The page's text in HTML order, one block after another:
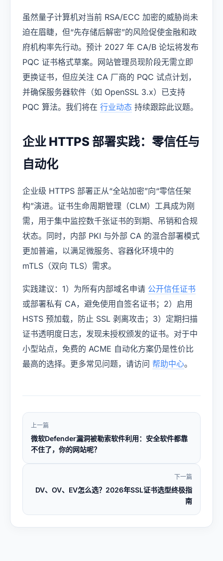
虽然量子计算机对当前 RSA/ECC 加密的威胁尚未
迫在眉睫，但“先存储后解密”的风险促使金融和政
府机构率先行动。预计 2027 年 CA/B 论坛将发布
PQC 证书格式草案。网站管理员现阶段无需立即
更换证书，但应关注 CA 厂商的 PQC 试点计划，
并确保服务器软件（如 OpenSSL 3.x）已支持
PQC 算法。我们将在 行业动态 持续跟踪此议题。
企业 HTTPS 部署实践：零信任与
自动化
企业级 HTTPS 部署正从“全站加密”向“零信任架
构”演进。证书生命周期管理（CLM）工具成为刚
需，用于集中监控数千张证书的到期、吊销和合规
状态。同时，内部 PKI 与外部 CA 的混合部署模式
更加普遍，以满足微服务、容器化环境中的
mTLS（双向 TLS）需求。
实践建议：1）为所有内部域名申请 公开信任证书
或部署私有 CA，避免使用自签名证书；2）启用
HSTS 预加载，防止 SSL 剥离攻击；3）定期扫描
证书透明度日志，发现未授权颁发的证书。对于中
小型站点，免费的 ACME 自动化方案仍是性价比
最高的选择。更多常见问题，请访问 帮助中心。
上一篇
微软Defender漏洞被勒索软件利用：安全软件都靠
不住了，你的网站呢？
下一篇
DV、OV、EV怎么选？2026年SSL证书选型终极指
南